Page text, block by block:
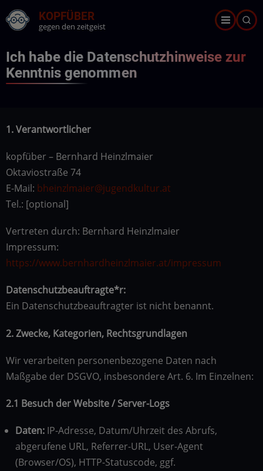
Direkt
zum
KOPFÜBER
gegen den zeitgeist
Ich habe die Datenschutzhinweise zur
Kenntnis genommen
1. Verantwortlicher
kopfüber – Bernhard Heinzlmaier
Oktaviostraße 74
E-Mail: bheinzlmaier@jugendkultur.at
Tel.: [optional]
Vertreten durch: Bernhard Heinzlmaier
Impressum:
https://www.bernhardheinzlmaier.at/impressum
Datenschutzbeauftragte*r:
Ein Datenschutzbeauftragter ist nicht benannt.
2. Zwecke, Kategorien, Rechtsgrundlagen
Wir verarbeiten personenbezogene Daten nach
Maßgabe der DSGVO, insbesondere Art. 6. Im Einzelnen:
2.1 Besuch der Website / Server-Logs
Daten: IP-Adresse, Datum/Uhrzeit des Abrufs,
abgerufene URL, Referrer-URL, User-Agent
(Browser/OS), HTTP-Statuscode, ggf.